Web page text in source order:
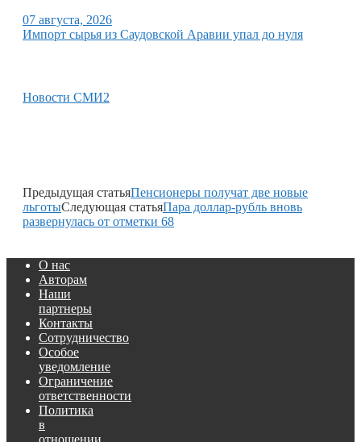
07 августа, 2026
Импорт сырья из Саудовской Аравии упал до нуля
Новости СМИ2
Предыдущая статьяПенсионеры получат две новые
льготыСледующая статьяПара доллар-рубль вновь
развернулась от отметки 68
О нас
Авторам
Наши
партнеры
Контакты
Сотрудничество
Особое
уведомление
Ограничение
ответственности
Политика
в
отношении